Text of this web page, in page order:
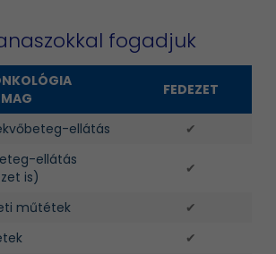
fogadjuk
FEDEZET
ellátás
✔
ellátás
is)
✔
műtétek
✔
✔